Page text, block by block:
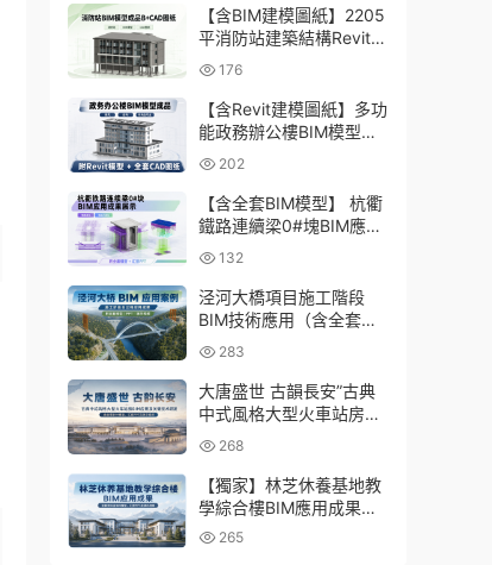
CAD圖紙
【含BIM建模圖紙】2205
平消防站建築結構Revit模
型成品，包含全套BIM建
模CAD圖紙下載
176
【含Revit建模圖紙】多功
能政務辦公樓BIM模型成
品，包含建築+結構+機電
三大專業Revit模型及配套
建模CAD圖紙
202
【含全套BIM模型】 杭衢
鐵路連續梁0#塊BIM應用
成果｜鋼筋與預應力深化
施工實戰資料
132
泾河大橋項目施工階段
BIM技術應用（含全套
BIM模型、彙報PPT及演
示視頻）
283
大唐盛世 古韻長安”古典
中式風格大型火車站房
BIM應用及關鍵技術研發
（含全套BIM模型、彙報
PPT及演示視頻）
268
【獨家】林芝休養基地教
學綜合樓BIM應用成果
（全套資料含BIM模型、
265